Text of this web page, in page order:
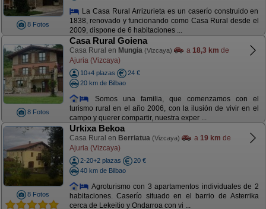
8 Fotos
La Casa Rural Arrizurieta es un caserío construido en
1838, renovado y funcionando como Casa Rural desde el
2009, dispone de 6 habitaciones ...
8 Fotos
Casa Rural Goiena
Casa Rural en Mungia (Vizcaya) a 18,3 km de
Ajuria (Vizcaya)
10+4 plazas
24 €
20 km de Bilbao
Somos una familia, que comenzamos con el
turismo rural en el año 2006, con la ilusión de vivir en el
campo y querer compartir, nuestra exper ...
8 Fotos
Urkixa Bekoa
Casa Rural en Berriatua (Vizcaya) a 19 km de
Ajuria (Vizcaya)
2-20+2 plazas
20 €
40 km de Bilbao
Agroturismo con 3 apartamentos individuales de 2
habitaciones. Caserío situado en el barrio de Asterrika
cerca de Lekeitio y Ondarroa con vi ...